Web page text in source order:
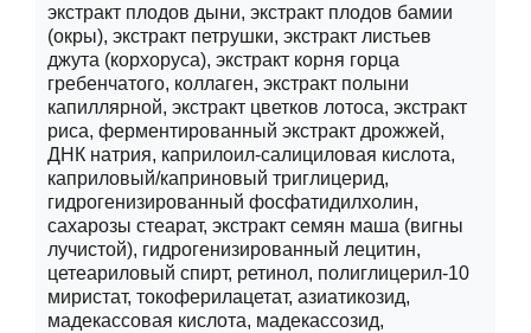
экстракт плодов дыни, экстракт плодов бамии
(окры), экстракт петрушки, экстракт листьев
джута (корхоруса), экстракт корня горца
гребенчатого, коллаген, экстракт полыни
капиллярной, экстракт цветков лотоса, экстракт
риса, ферментированный экстракт дрожжей,
ДНК натрия, каприлоил-салициловая кислота,
каприловый/каприновый триглицерид,
гидрогенизированный фосфатидилхолин,
сахарозы стеарат, экстракт семян маша (вигны
лучистой), гидрогенизированный лецитин,
цетеариловый спирт, ретинол, полиглицерил-10
миристат, токоферилацетат, азиатикозид,
мадекассовая кислота, мадекассозид,